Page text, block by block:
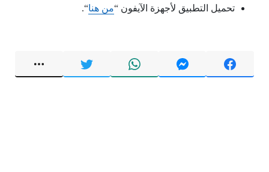
تحميل التطبيق لأجهزة الآيفون “من هنا“.